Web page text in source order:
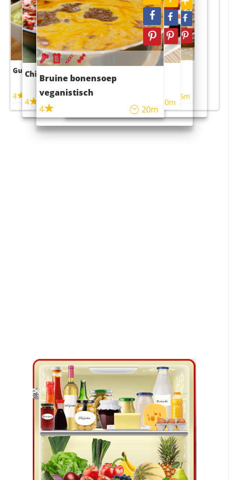
Guacamole
4
Chili con carne
4 45m
Bruine bonensoep
veganistisch
4
20m
Sushi rijstsalade
maaltijdsalade
40m
4 55m